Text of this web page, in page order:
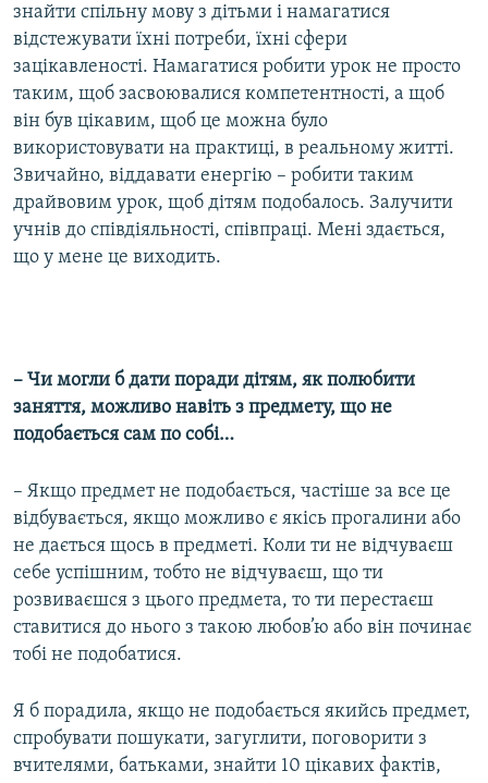
знайти спільну мову з дітьми і намагатися
відстежувати їхні потреби, їхні сфери
зацікавленості. Намагатися робити урок не просто
таким, щоб засвоювалися компетентності, а щоб
він був цікавим, щоб це можна було
використовувати на практиці, в реальному житті.
Звичайно, віддавати енергію – робити таким
драйвовим урок, щоб дітям подобалось. Залучити
учнів до співдіяльності, співпраці. Мені здається,
що у мене це виходить.
– Чи могли б дати поради дітям, як полюбити
заняття, можливо навіть з предмету, що не
подобається сам по собі…
– Якщо предмет не подобається, частіше за все це
відбувається, якщо можливо є якісь прогалини або
не дається щось в предметі. Коли ти не відчуваєш
себе успішним, тобто не відчуваєш, що ти
розвиваєшся з цього предмета, то ти перестаєш
ставитися до нього з такою любов’ю або він починає
тобі не подобатися.
Я б порадила, якщо не подобається якийсь предмет,
спробувати пошукати, загуглити, поговорити з
вчителями, батьками, знайти 10 цікавих фактів,